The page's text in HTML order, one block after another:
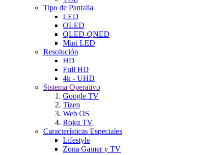
Tipo de Pantalla
LED
OLED
QLED-QNED
Mini LED
Resolución
HD
Full HD
4k - UHD
Sistema Operativo
Google TV
Tizen
Web OS
Roku TV
Características Especiales
Lifestyle
Zona Gamer y TV